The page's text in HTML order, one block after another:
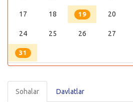
17 18 19 20
24 25 26 27
31
Sohalar Davlatlar